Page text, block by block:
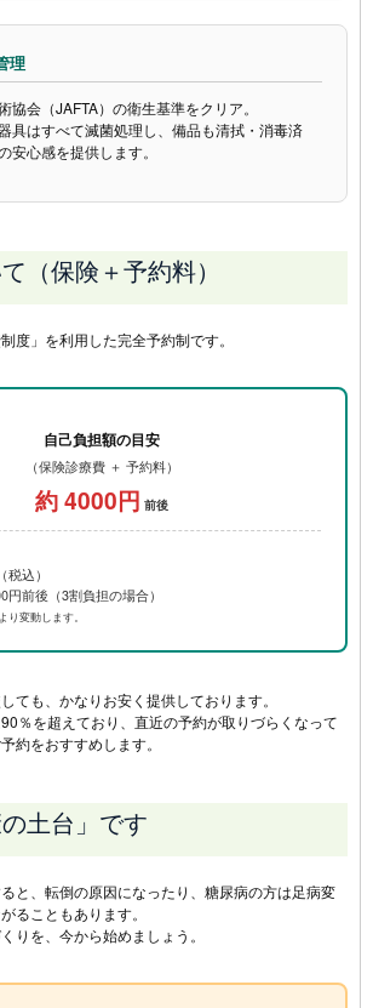
理
協会（JAFTA）の衛生基準をクリア。
具はすべて滅菌処理し、備品も清拭・消毒済
安心感を提供します。
（保険＋予約料）
度」を利用した完全予約制です。
自己負担額の目安
（保険診療費 ＋ 予約料）
約 4000円 前後
税込）
円前後（3割負担の場合）
り変動します。
ても、かなりお安く提供しております。
％を超えており、直近の予約が取りづらくなって
約をおすすめします。
土台」です
と、転倒の原因になったり、糖尿病の方は足病変
ることもあります。
りを、今から始めましょう。